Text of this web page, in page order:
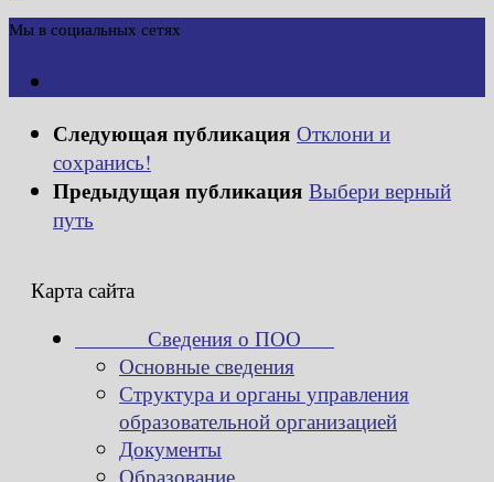
Мы в социальных сетях
Следующая публикация Отклони и
сохранись!
Предыдущая публикация Выбери верный
путь
Карта сайта
Сведения о ПОО
Основные сведения
Структура и органы управления
образовательной организацией
Документы
Образование